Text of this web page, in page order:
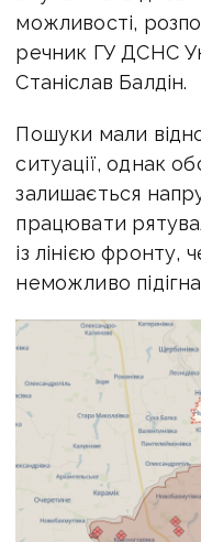
можливості,
речник ГУ ДСНС
Станіслав Балдін.
Пошуки мали
ситуації, однак
залишається
працювати
із лінією фронту,
неможливо